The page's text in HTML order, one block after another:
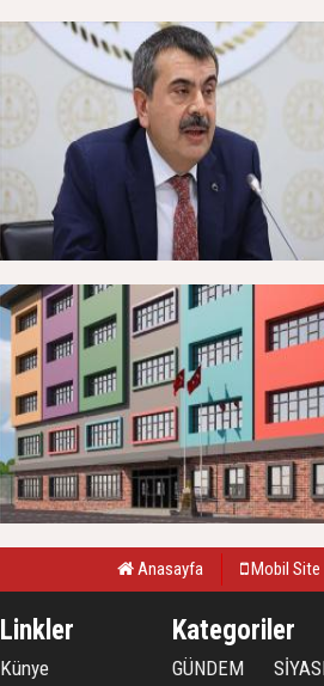
Anasayfa Mobil Site
Linkler
Künye
Kategoriler
GÜNDEM